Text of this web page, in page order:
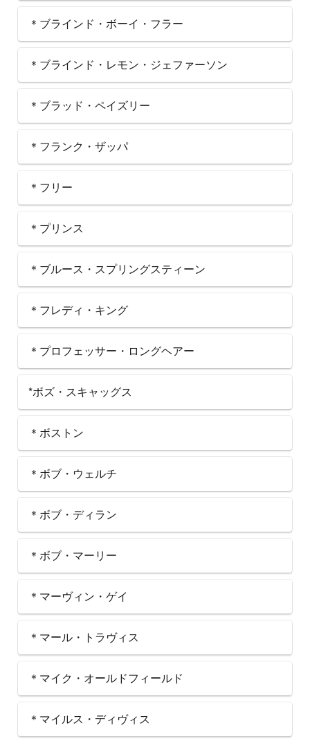
＊ブラインド・ボーイ・フラー
＊ブラインド・レモン・ジェファーソン
＊ブラッド・ペイズリー
＊フランク・ザッパ
＊フリー
＊プリンス
＊ブルース・スプリングスティーン
＊フレディ・キング
＊プロフェッサー・ロングヘアー
*ボズ・スキャッグス
＊ボストン
＊ボブ・ウェルチ
＊ボブ・ディラン
＊ボブ・マーリー
＊マーヴィン・ゲイ
＊マール・トラヴィス
＊マイク・オールドフィールド
＊マイルス・ディヴィス